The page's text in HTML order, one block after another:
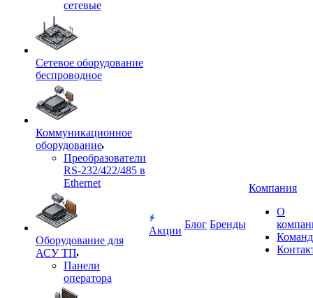
сетевые
Сетевое оборудование
беспроводное
Коммуникационное
оборудование
Преобразователи
RS-232/422/485 в
Ethernet
Оборудование для
АСУ ТП
Панели
оператора
Акции
Блог Бренды
Компания
О